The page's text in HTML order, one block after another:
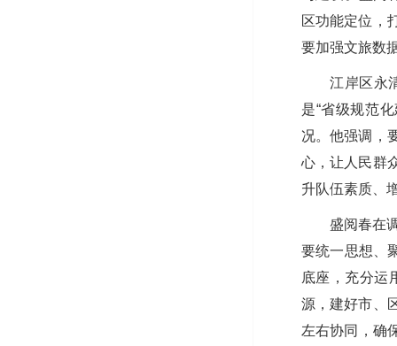
区功能定位，
要加强文旅数
江岸区永
是“省级规范
况。他强调，
心，让人民群
升队伍素质、
盛阅春在
要统一思想、
底座，充分运
源，建好市、
左右协同，确